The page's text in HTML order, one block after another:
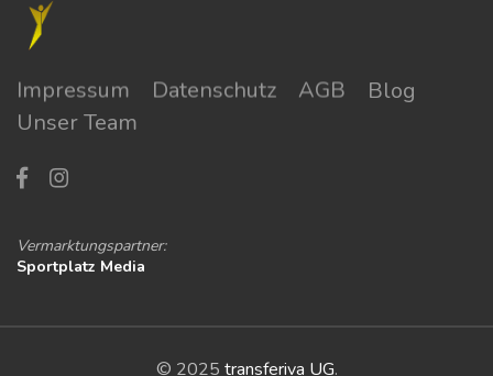
Impressum Datenschutz AGB
Blog
Unser Team
Vermarktungspartner:
Sportplatz Media
© 2025 transferiva UG.